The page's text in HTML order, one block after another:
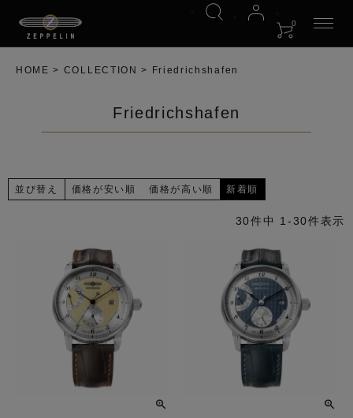
0
HOME COLLECTION Friedrichshafen
Friedrichshafen
並び替え 価格が安い順 価格が高い順 新着順
30件中 1 -30件表示